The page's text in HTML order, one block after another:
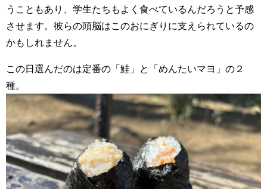
うこともあり、学生たちもよく食べているんだろうと予感
させます。彼らの頭脳はこのおにぎりに支えられているの
かもしれません。
この日選んだのは定番の「鮭」と「めんたいマヨ」の２
種。